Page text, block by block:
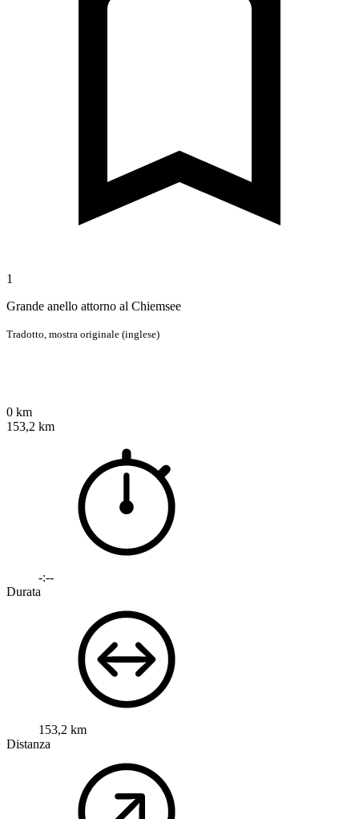
1
Grande anello attorno al Chiemsee
Tradotto, mostra originale (inglese)
0 km
153,2 km
-:--
Durata
153,2 km
Distanza